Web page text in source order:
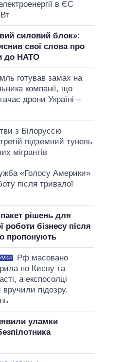
в ЄС
силовий блок»:
свої слова про
до НАТО
готував замах на
компанії, що
дрони Україні –
з Білоруссю
підземний тунель
мігрантів
«Голосу Америки»
після тривалої
рішень для
роботи бізнесу після
пропонують
Рф масовано
по Києву та
а експосолці
підозру.
уламки